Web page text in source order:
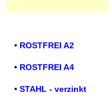
• ROSTFREI A2
• ROSTFREI A4
• STAHL - verzinkt